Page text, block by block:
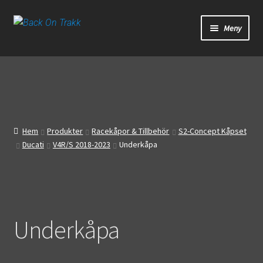
Hoppa
Hoppa
Meny
Start
Bilder
Hem Produkter Racekåpor & Tillbehör
S2-Concept Kåpset
Ducati
V4R/S 2018-2023 Underkåpa
Underkåpa